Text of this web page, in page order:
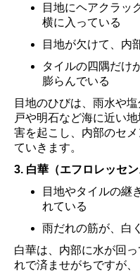
目地にヘアクラッ
横に入っている
目地が欠けて、内
タイルの四隅だけ
膨らんでいる
目地のひびは、雨水や
戸や明石など海に近い
害を起こし、内部のセ
ていきます。
3. 白華（エフロレッセ
目地やタイルの継
れている
雨だれの筋が、白
白華は、内部に水が回
れで済ませがちですが